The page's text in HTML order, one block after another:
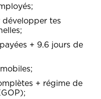
tes
+ 9.6 jours de
+ régime de